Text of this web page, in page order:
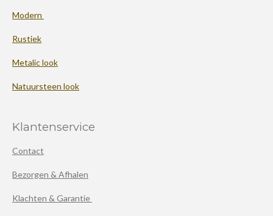
Modern
Rustiek
Metalic look
Natuursteen look
Klantenservice
Contact
Bezorgen & Afhalen
Klachten & Garantie